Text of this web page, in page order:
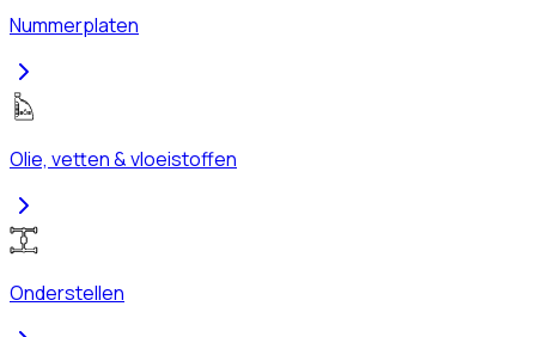
Nummerplaten
Olie, vetten & vloeistoffen
Onderstellen